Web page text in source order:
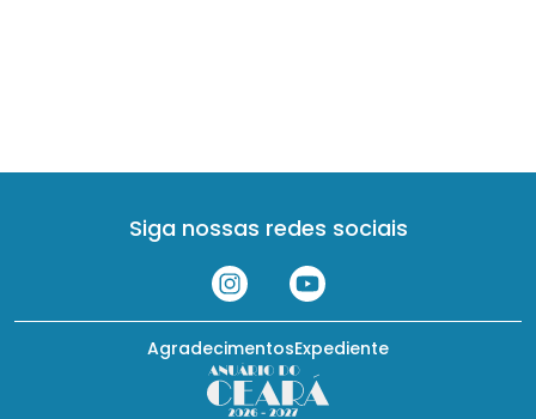
Siga nossas redes sociais
Expediente
Agradecimentos